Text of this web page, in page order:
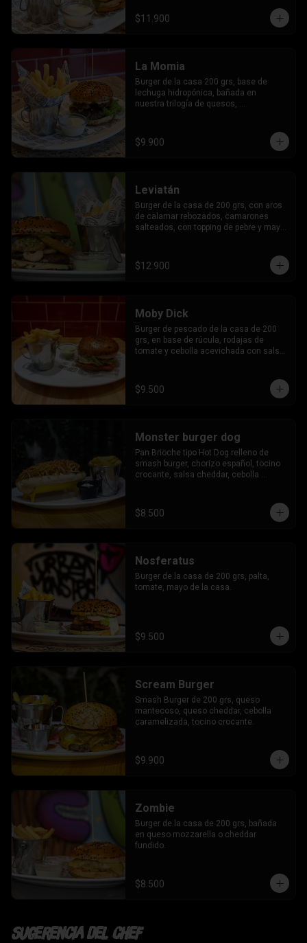
$11.900
La Momia
Burger de la casa 200 grs, base de
lechuga hidropónica, bañada en
nuestra trilogía de quesos,
$9.900
Leviatán
Burger de la casa de 200 grs, con aros
de calamar rebozados, camarones
salteados, con topping de pebre y mayo
$12.900
Moby Dick
Burger de pescado de la casa de 200
grs, en base de rúcula, rodajas de
tomate y cebolla acevichada con salsa
$9.500
Monster burger dog
Pan Brioche tipo Hot Dog relleno de
smash burger, chorizo español, tocino
crocante, salsa cheddar, cebolla
$8.500
Nosferatus
Burger de la casa de 200 grs, palta,
tomate, mayo de la casa.
$9.500
Scream Burger
Smash Burger de 200 grs, queso
mantecoso, queso cheddar, cebolla
caramelizada, tocino crocante.
$9.900
Zombie
Burger de la casa de 200 grs, bañada
en queso mozzarella o cheddar
fundido.
$8.500
Sugerencia del chef